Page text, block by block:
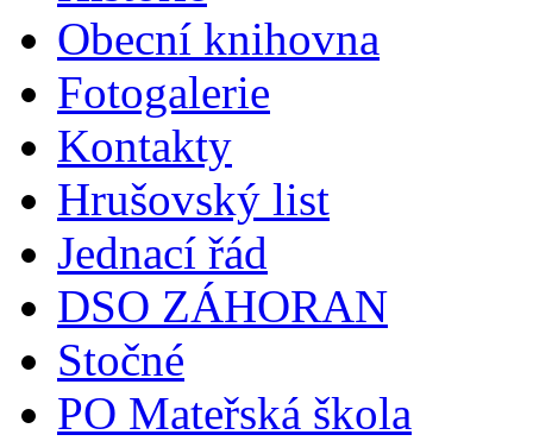
Obecní knihovna
Fotogalerie
Kontakty
Hrušovský list
Jednací řád
DSO ZÁHORAN
Stočné
PO Mateřská škola